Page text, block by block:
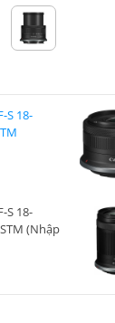
S 18-
S 18-
(Nhập